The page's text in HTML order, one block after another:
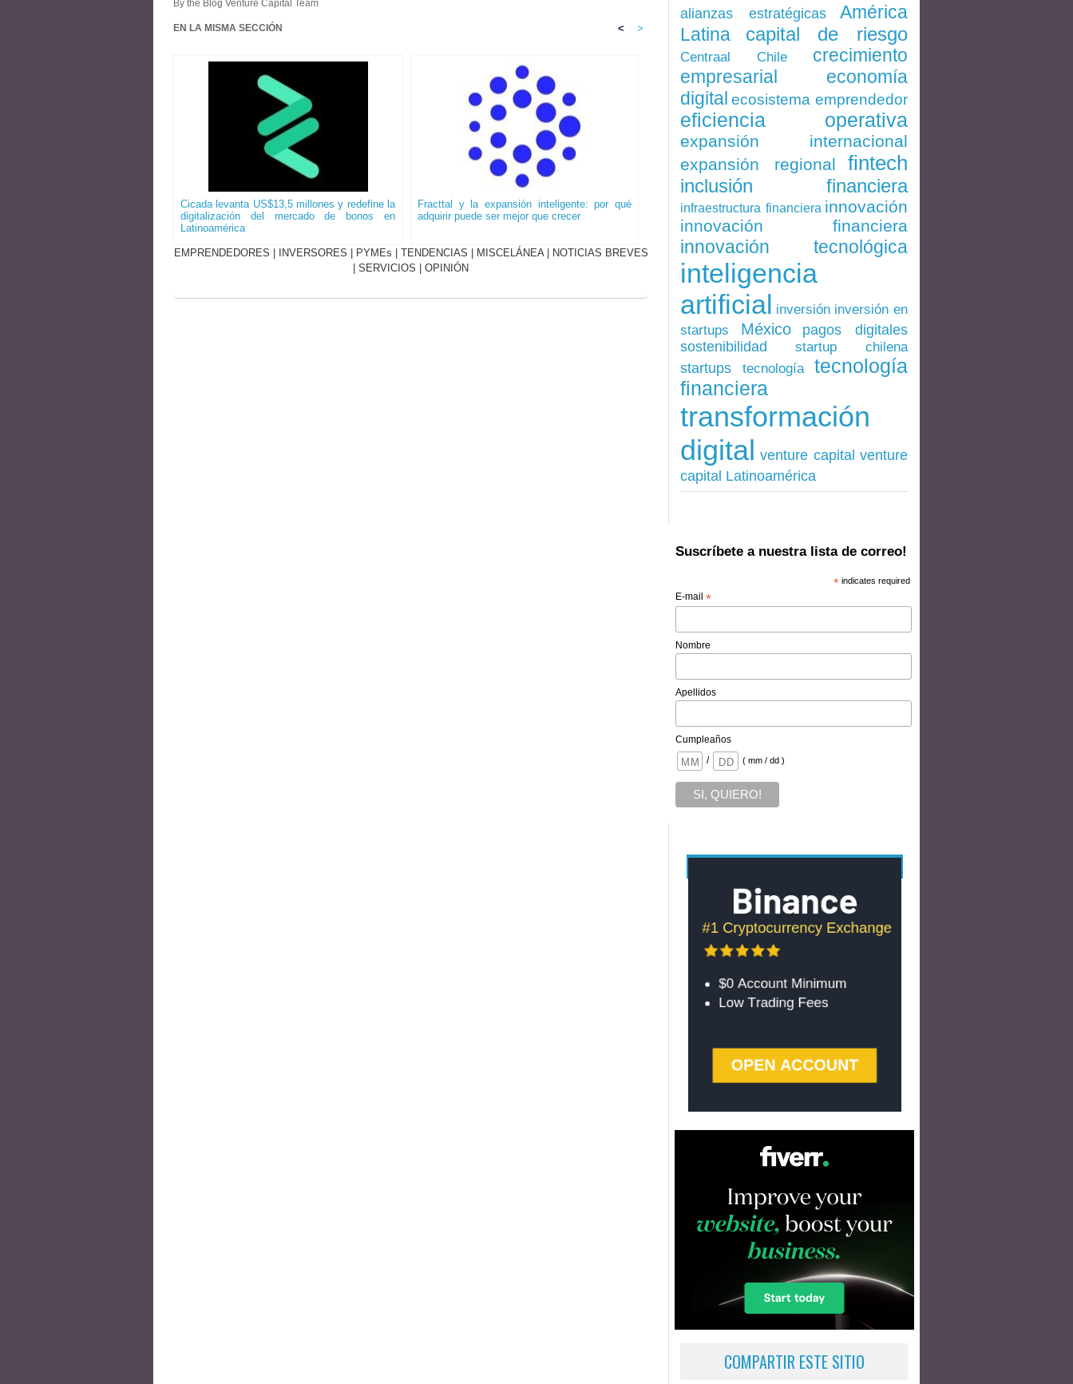
By the Blog Venture Capital Team
EN LA MISMA SECCIÓN < >
Cicada levanta US$13,5 millones y redefine la
digitalización del mercado de bonos en
Latinoamérica
Fracttal y la expansión inteligente: por qué
adquirir puede ser mejor que crecer
EMPRENDEDORES INVERSORES PYMEs TENDENCIAS MISCELÁNEA
NOTICIAS BREVES
SERVICIOS OPINIÓN
alianzas estratégicas
América
Latina
capital de riesgo
Centraal Chile
crecimiento
empresarial
economía
digital ecosistema emprendedor
eficiencia operativa
expansión internacional
expansión regional
fintech
inclusión financiera
infraestructura financiera innovación
innovación financiera
innovación tecnológica
inteligencia
artificial inversión inversión en
startups
México pagos digitales
sostenibilidad startup chilena
startups tecnología
tecnología
financiera
transformación
digital venture capital venture
capital Latinoamérica
Suscríbete a nuestra lista de correo!
*indicates required
E-mail*
Nombre
Apellidos
Cumpleaños
/
( mm / dd )
COMPARTIR ESTE SITIO